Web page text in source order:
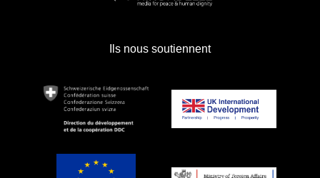
Ils nous soutiennent